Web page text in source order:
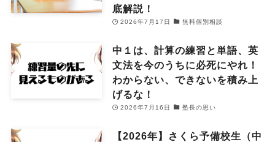
底解説！
2026年7月17日 無料個別相談
中１は、計算の練習と単語、英
文法を今のうちに必死にやれ！
わからない、できないを積み上
げるな！
2026年7月16日 塾長の思い
【2026年】さくら予備校生（中